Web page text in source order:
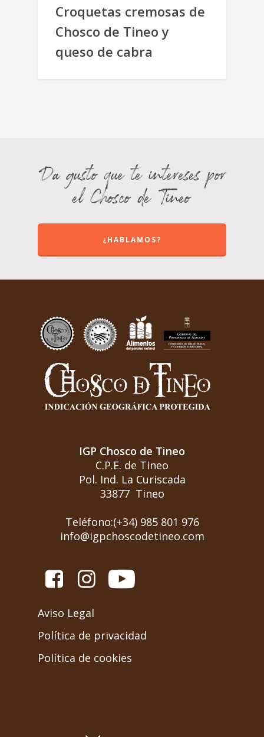
Croquetas cremosas de
Chosco de Tineo y
queso de cabra
Da gusto que te intereses por
el Chosco de Tineo
¿HABLAMOS?
IGP Chosco de Tineo
C.P.E. de Tineo
Pol. Ind. La Curiscada
33877 Tineo
Teléfono:(+34) 985 801 976
info@igpchoscodetineo.com
Aviso Legal
Política de privacidad
Política de cookies